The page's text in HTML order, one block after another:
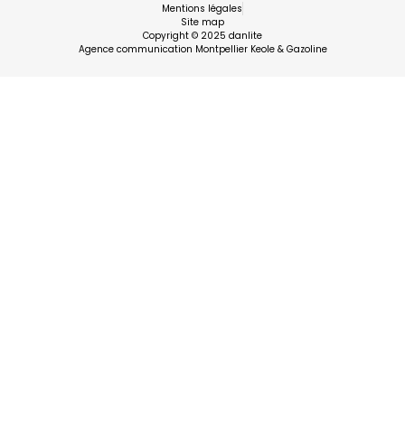
Mentions légales
Site map
Copyright © 2025 danlite
Agence communication Montpellier Keole & Gazoline